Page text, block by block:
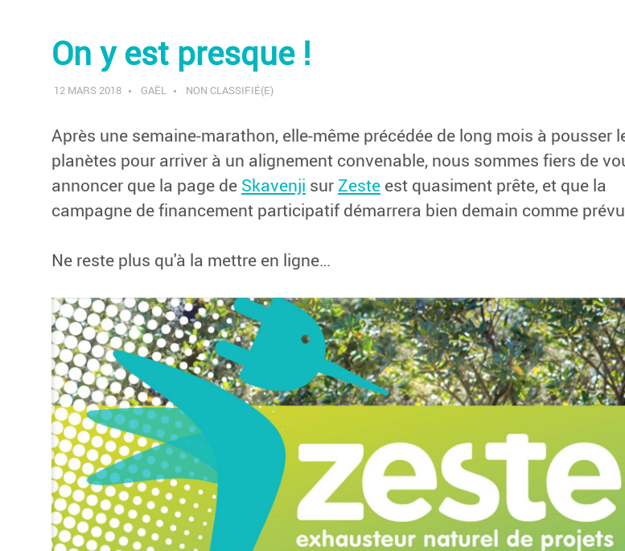
On y est presque !
12 MARS 2018 GAËL NON CLASSIFIÉ(E)
Après une semaine-marathon, elle-même précédée de long mois à pousser
planètes pour arriver à un alignement convenable, nous sommes fiers de
annoncer que la page de Skavenji sur Zeste est quasiment prête, et que la
campagne de financement participatif démarrera bien demain comme
Ne reste plus qu'à la mettre en ligne…